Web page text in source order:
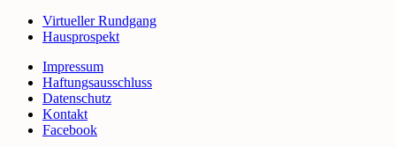
Virtueller Rundgang
Hausprospekt
Impressum
Haftungsausschluss
Datenschutz
Kontakt
Facebook